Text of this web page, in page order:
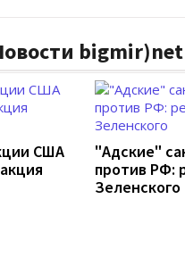
bigmir)net
США
"Адские"
против РФ:
Зеленского